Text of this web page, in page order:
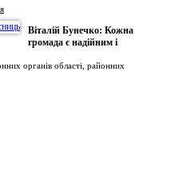
Віталій Бунечко: Кожна
громада є надійним і
органів області, районних